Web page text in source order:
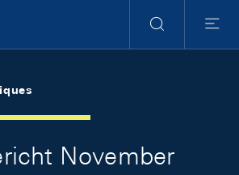
RechercheMenu
November